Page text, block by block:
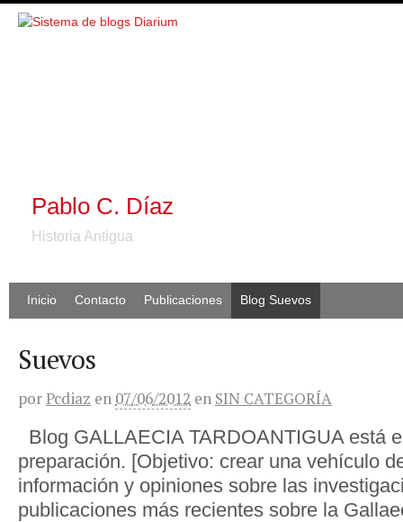
Pablo C. Díaz
Historia Antigua
Inicio Contacto Publicaciones Blog Suevos
Suevos
porPcdiaz en 07/06/2012 en SIN CATEGORÍA
Blog GALLAECIA TARDOANTIGUA está
preparación. [Objetivo: crear una vehículo
información y opiniones sobre las
publicaciones más recientes sobre la